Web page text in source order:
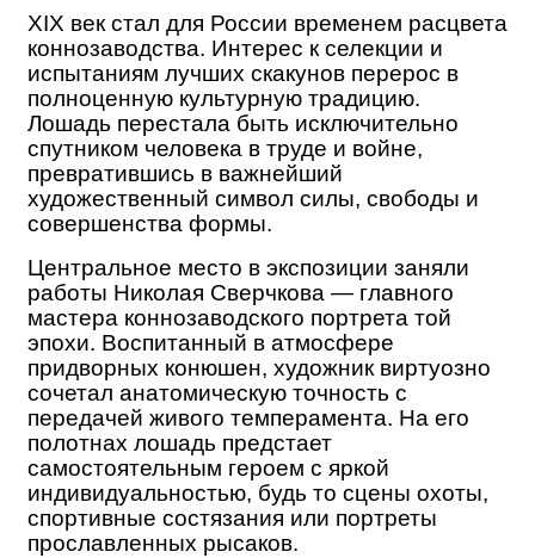
XIX век стал для России временем расцвета
коннозаводства. Интерес к селекции и
испытаниям лучших скакунов перерос в
полноценную культурную традицию.
Лошадь перестала быть исключительно
спутником человека в труде и войне,
превратившись в важнейший
художественный символ силы, свободы и
совершенства формы.
Центральное место в экспозиции заняли
работы Николая Сверчкова — главного
мастера коннозаводского портрета той
эпохи. Воспитанный в атмосфере
придворных конюшен, художник виртуозно
сочетал анатомическую точность с
передачей живого темперамента. На его
полотнах лошадь предстает
самостоятельным героем с яркой
индивидуальностью, будь то сцены охоты,
спортивные состязания или портреты
прославленных рысаков.